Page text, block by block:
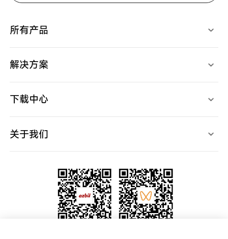
所有产品
检测、识别用传感器
限位开关
开关/传感器配件
记录仪
马达/执行器/控制阀
解决方案
视频中心
下载中心
产品规格书
产品软件
产品CAD
关于我们
宣传视频